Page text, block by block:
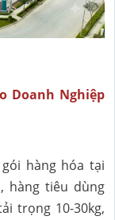
Doanh Nghiệp
hàng hóa tại
hàng tiêu dùng
trọng 10-30kg,